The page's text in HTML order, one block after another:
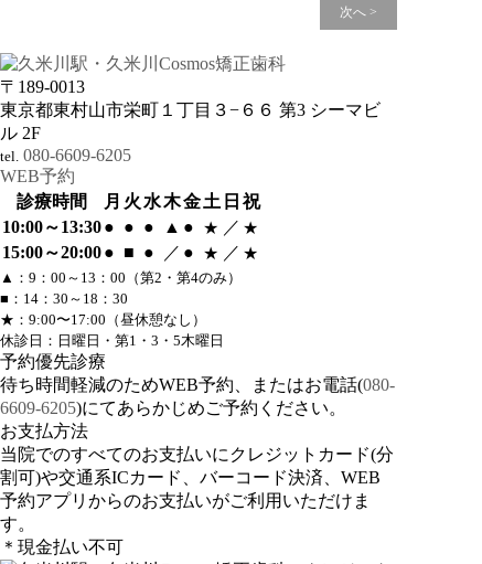
次へ >
〒189-0013
東京都東村山市栄町１丁目３−６６ 第3 シーマビ
ル 2F
tel. 080-6609-6205
WEB予約
診療時間
月 火 水木金土 日 祝
10:00～13:30● ● ● ▲ ● ★ ／ ★
15:00～20:00● ■ ● ／ ● ★ ／ ★
▲：9：00～13：00（第2・第4のみ）
■：14：30～18：30
★：9:00〜17:00（昼休憩なし）
休診日：日曜日・第1・3・5木曜日
予約優先診療
待ち時間軽減のためWEB予約、またはお電話(080-
6609-6205)にてあらかじめご予約ください。
お支払方法
当院でのすべてのお支払いにクレジットカード(分
割可)や交通系ICカード、バーコード決済、WEB
予約アプリからのお支払いがご利用いただけま
す。
＊現金払い不可